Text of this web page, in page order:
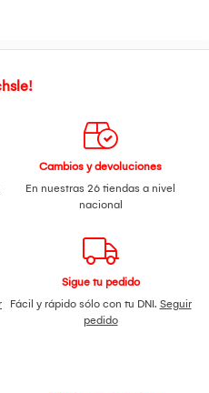
Cambios y devoluciones
En nuestras 26 tiendas a nivel
nacional
Sigue tu pedido
Fácil y rápido sólo con tu DNI. Seguir
pedido